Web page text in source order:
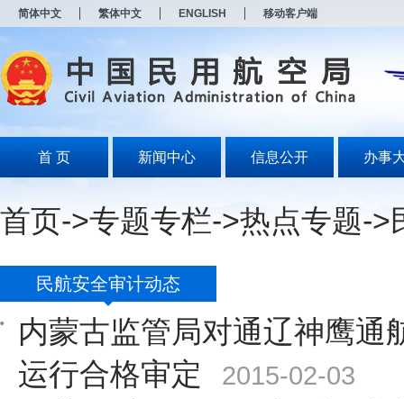
简体中文 繁体中文 ENGLISH 移动客户端
首 页 新闻中心 信息公开 办事
首页->专题专栏->热点专题->
民航安全审计动态
内蒙古监管局对通辽神鹰通
运行合格审定
2015-02-03
打
开
无
障
说
Alt
加
浪
导